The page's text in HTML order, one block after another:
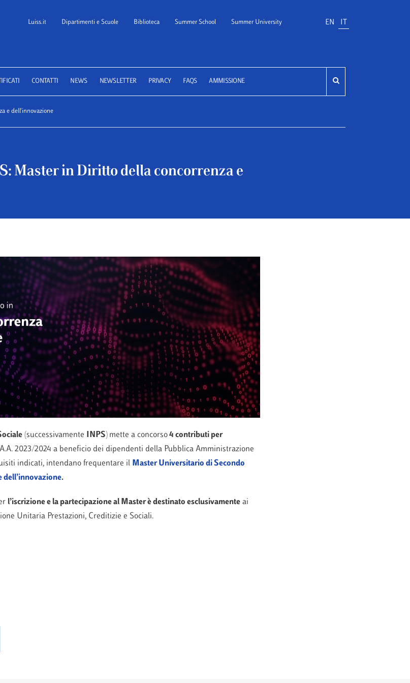
of Law
Luiss.it Dipartimenti e Scuole Biblioteca Summer School Summer University EN
CONTATTI NEWS NEWSLETTER PRIVACY FAQS AMMISSIONE
e dell'innovazione
Master in Diritto della concorrenza e
(successivamente INPS) mette a concorso4 contributi per
2023/2024 a beneficio dei dipendenti della Pubblica Amministrazione
indicati, intendano frequentare il Master Universitario di Secondo
dell’innovazione.
l’iscrizione e la partecipazione al Masterèdestinato esclusivamenteai
Unitaria Prestazioni, Creditizie e Sociali.